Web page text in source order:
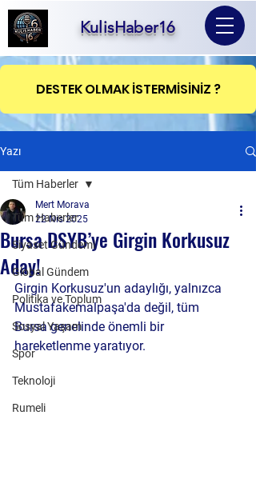
KulisHaber16
DESTEK OLMAK İSTERMİSİNİZ ?
Yazı
Tüm Haberler
Siyaset Gündemi
Global Gündem
Politika ve Toplum
Sosyal Yaşam
Spor
Teknoloji
Rumeli
Tüm Haberler
Bursa DSYB’ye Girgin Korkusuz
Aday!
Mert Morava
22 Nis 2025
Girgin Korkusuz'un adaylığı, yalnızca
Mustafakemalpaşa'da değil, tüm
Bursa genelinde önemli bir
hareketlenme yaratıyor.